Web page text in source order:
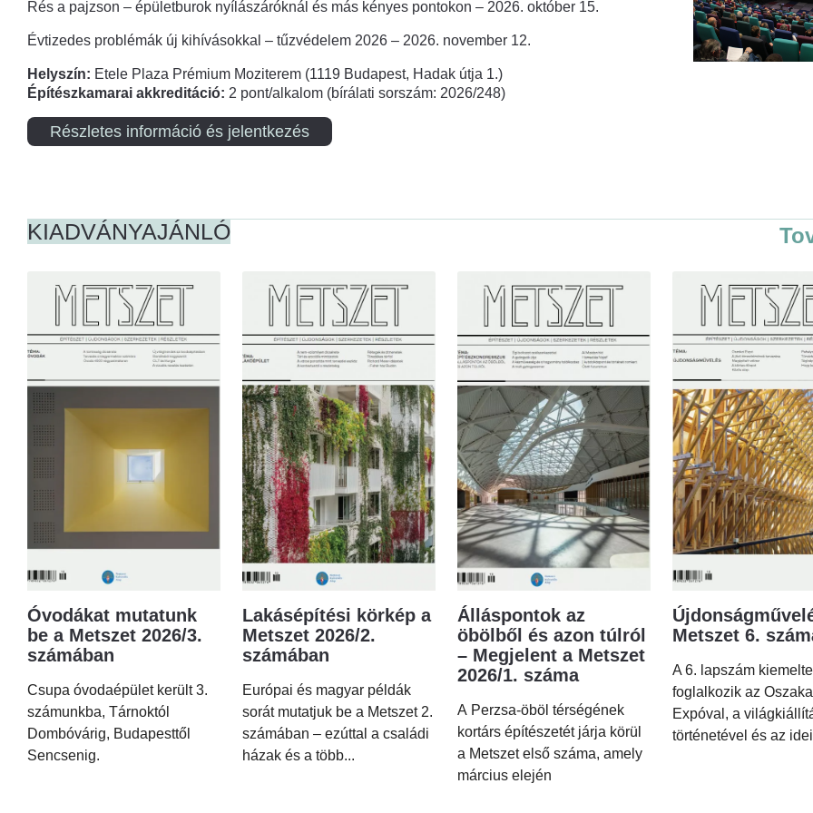
Rés a pajzson – épületburok nyílászáróknál és más kényes pontokon – 2026. október 15.
Évtizedes problémák új kihívásokkal – tűzvédelem 2026 – 2026. november 12.
Helyszín: Etele Plaza Prémium Moziterem (1119 Budapest, Hadak útja 1.)
Építészkamarai akkreditáció: 2 pont/alkalom (bírálati sorszám: 2026/248)
Részletes információ és jelentkezés
KIADVÁNYAJÁNLÓ
Óvodákat mutatunk
be a Metszet 2026/3.
számában
Csupa óvodaépület került 3.
számunkba, Tárnoktól
Dombóvárig, Budapesttől
Sencsenig.
Lakásépítési körkép a
Metszet 2026/2.
számában
Európai és magyar példák
sorát mutatjuk be a Metszet 2.
számában – ezúttal a családi
házak és a több...
Álláspontok az
öbölből és azon túlról
– Megjelent a Metszet
2026/1. száma
A Perzsa-öböl térségének
kortárs építészetét járja körül
a Metszet első száma, amely
március elején
Metszet 6.
A 6. lapszám
foglalkozik az
Expóval, a
történetével és az